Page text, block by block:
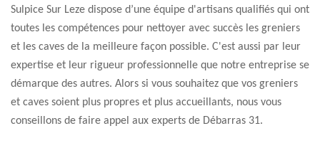
Sulpice Sur Leze dispose d’une équipe d'artisans qualifiés qui ont
toutes les compétences pour nettoyer avec succès les greniers
et les caves de la meilleure façon possible. C'est aussi par leur
expertise et leur rigueur professionnelle que notre entreprise se
démarque des autres. Alors si vous souhaitez que vos greniers
et caves soient plus propres et plus accueillants, nous vous
conseillons de faire appel aux experts de Débarras 31.